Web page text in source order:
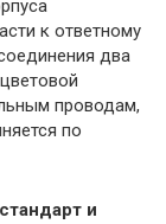
к ответному
два
проводам,
по
и